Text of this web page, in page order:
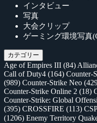
インタビュー
写真
大会クリップ
ゲーミング環境写真
カテゴリー
Age of Empires III (84)
Call of Duty4 (164) Counter-
(989) Counter-Strike Neo
Counter-Strike Online 2 (18)
Counter-Strike: Global
(395) CROSSFIRE (113)
(1206) Enemy Territory